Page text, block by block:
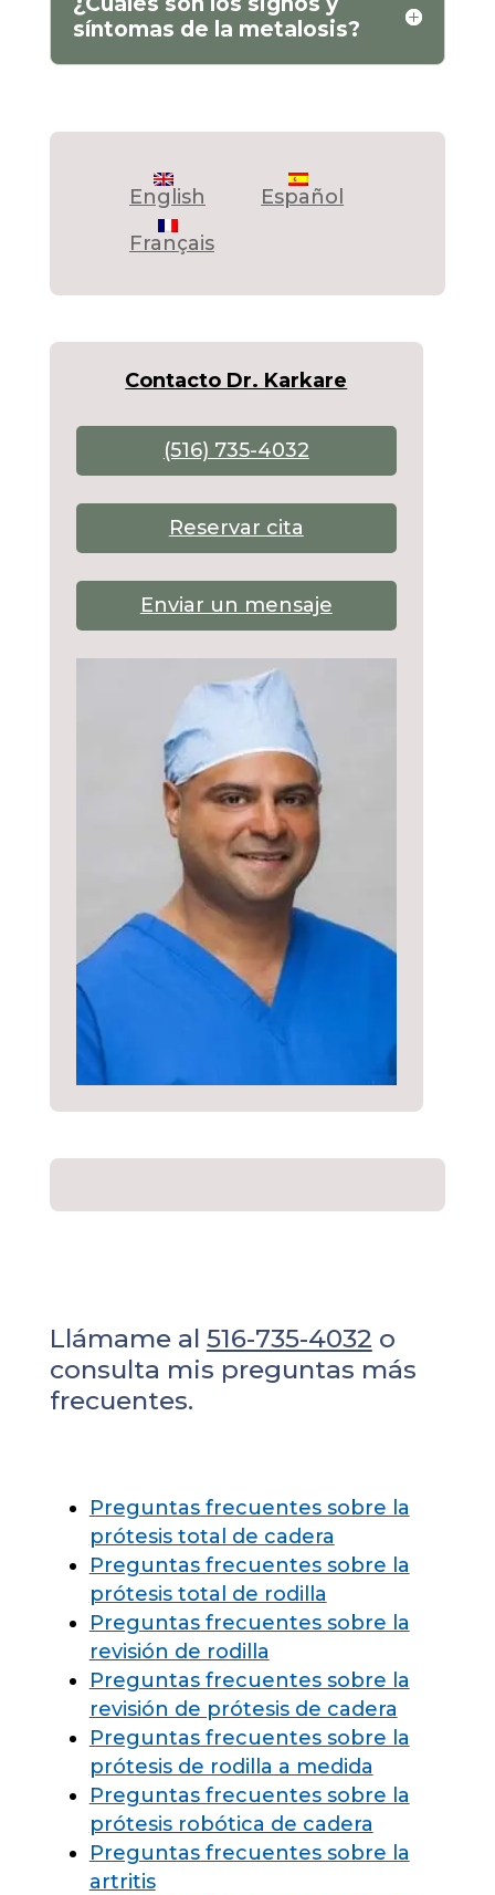
síntomas de la metalosis?
English
Español
Français
Contacto Dr. Karkare
(516) 735-4032
Reservar cita
Enviar un mensaje
Llámame al 516-735-4032 o
consulta mis preguntas más
frecuentes.
Preguntas frecuentes sobre la
prótesis total de cadera
Preguntas frecuentes sobre la
prótesis total de rodilla
Preguntas frecuentes sobre la
revisión de rodilla
Preguntas frecuentes sobre la
revisión de prótesis de cadera
Preguntas frecuentes sobre la
prótesis de rodilla a medida
Preguntas frecuentes sobre la
prótesis robótica de cadera
Preguntas frecuentes sobre la
artritis